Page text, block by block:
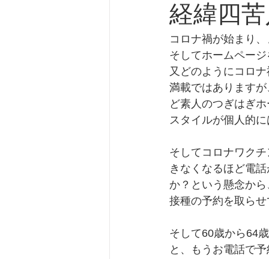
経緯四
コロナ禍が始まり
そしてホームペー
又どのようにコロ
満載ではあります
ど素人のつぎはぎ
スタイルが個人的
そしてコロナワク
きなくなるほど電
か？という懸念か
接種の予約を取ら
そして60歳から64
と、もうお電話で